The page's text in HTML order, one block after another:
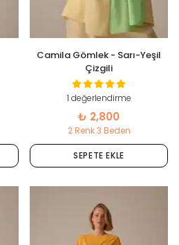
Camila Gömlek - Sarı-Yeşil
Çizgili
1 değerlendirme
₺ 2,800
2 Renk 3 Beden
SEPETE EKLE